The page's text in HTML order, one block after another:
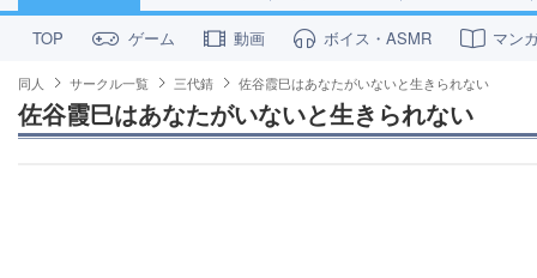
TOP ゲーム 動画 ボイス・ASMR マン
同人 サークル一覧 三代錆 佐谷霞巳はあなたがいないと生きられない
佐谷霞巳はあなたがいないと生きられない